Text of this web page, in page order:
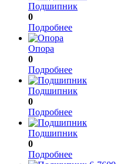
Подшипник
0
Подробнее
Опора
0
Подробнее
Подшипник
0
Подробнее
Подшипник
0
Подробнее